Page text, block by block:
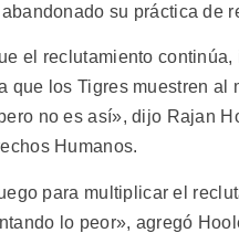
su práctica de
el reclutamiento
que los Tigres muestren
no es así», dijo Rajan
Humanos.
para multiplicar el
lo peor», agregó